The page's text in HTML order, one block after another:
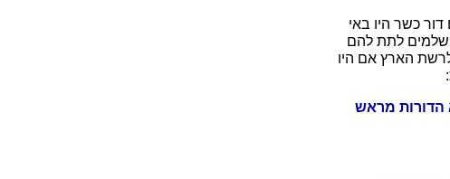
כשר היו באי
שלמים לתת להם
הארץ אם היו
הדורות מראש